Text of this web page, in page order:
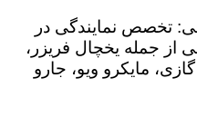
تخصص نمایندگی در
از جمله یخچال فریزر،
مایکرو ویو، جارو